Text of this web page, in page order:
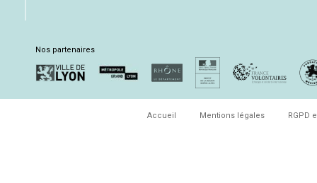
Nos partenaires
Accueil Mentions légales RGPD